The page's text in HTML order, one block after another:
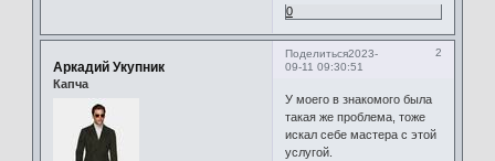
0
Поделиться 2
2023-
09-11 09:30:51
Аркадий Укупник
Капча
У моего в знакомого была
такая же проблема, тоже
искал себе мастера с этой
услугой.